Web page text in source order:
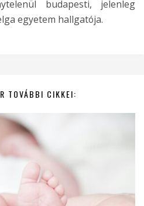
budapesti, jelenleg
egyetem hallgatója.
TOVÁBBI CIKKEI: